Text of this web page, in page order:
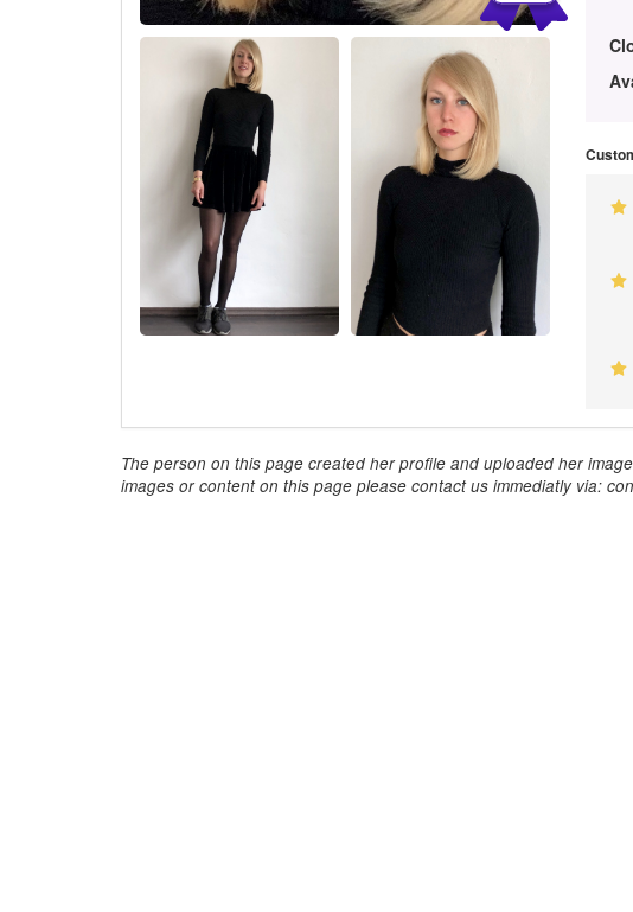
The person on this page created her profile and uploaded her
images or content on this page please contact us immediatly via: